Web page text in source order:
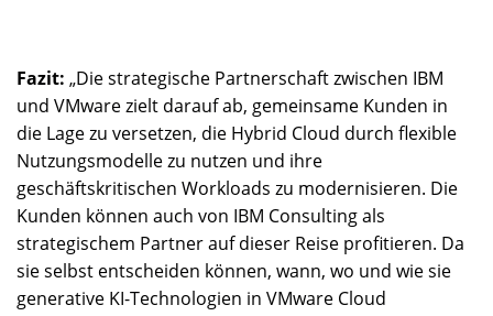
Fazit: „Die strategische Partnerschaft zwischen IBM
und VMware zielt darauf ab, gemeinsame Kunden in
die Lage zu versetzen, die Hybrid Cloud durch flexible
Nutzungsmodelle zu nutzen und ihre
geschäftskritischen Workloads zu modernisieren. Die
Kunden können auch von IBM Consulting als
strategischem Partner auf dieser Reise profitieren. Da
sie selbst entscheiden können, wann, wo und wie sie
generative KI-Technologien in VMware Cloud